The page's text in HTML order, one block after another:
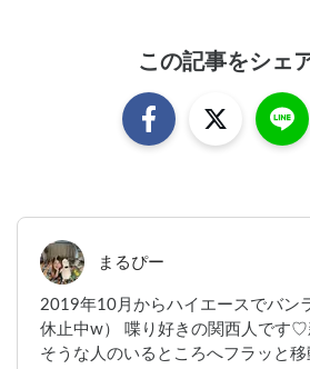
この記事をシェ
まるぴー
2019年10月からハイエースでバン
休止中w） 喋り好きの関西人です♡
そうな人のいるところへフラッと